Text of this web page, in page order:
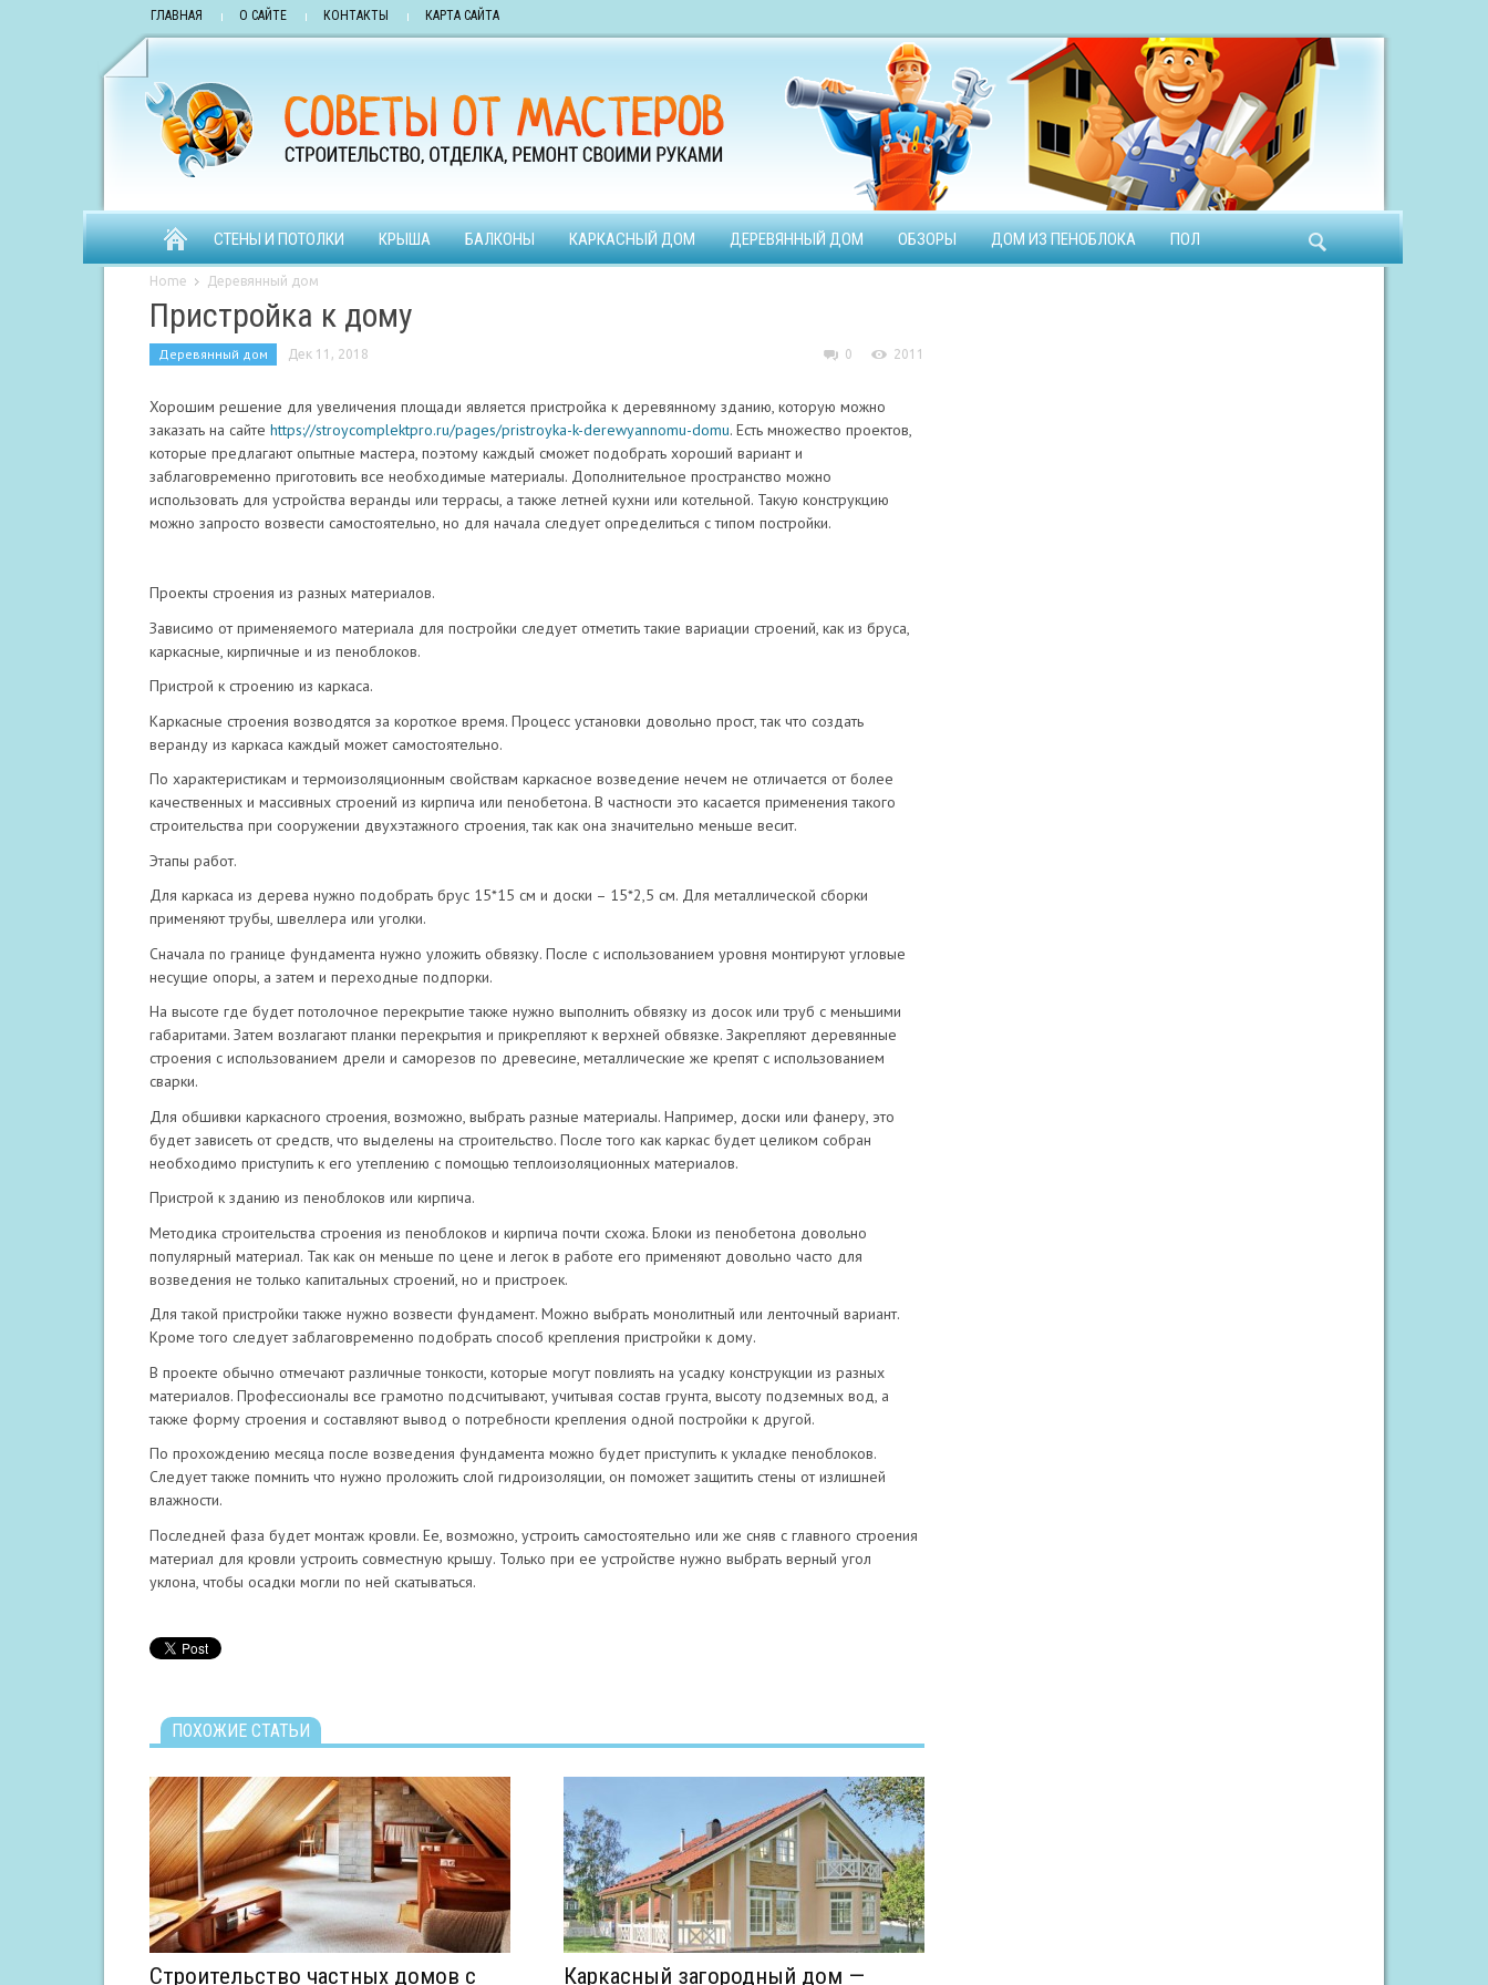
ГЛАВНАЯ О САЙТЕ КОНТАКТЫ КАРТА САЙТА
СТЕНЫ И ПОТОЛКИ КРЫША БАЛКОНЫ КАРКАСНЫЙ ДОМ ДЕРЕВЯННЫЙ ДОМ ОБЗОРЫ ДОМ ИЗ ПЕНОБЛОКА ПОЛ
Home Деревянный дом
Пристройка к дому
Деревянный дом Дек 11, 2018 0 2011
Хорошим решение для увеличения площади является пристройка к деревянному зданию, которую можно
заказать на сайте https://stroycomplektpro.ru/pages/pristroyka-k-derewyannomu-domu. Есть множество проектов,
которые предлагают опытные мастера, поэтому каждый сможет подобрать хороший вариант и
заблаговременно приготовить все необходимые материалы. Дополнительное пространство можно
использовать для устройства веранды или террасы, а также летней кухни или котельной. Такую конструкцию
можно запросто возвести самостоятельно, но для начала следует определиться с типом постройки.
Проекты строения из разных материалов.
Зависимо от применяемого материала для постройки следует отметить такие вариации строений, как из бруса,
каркасные, кирпичные и из пеноблоков.
Пристрой к строению из каркаса.
Каркасные строения возводятся за короткое время. Процесс установки довольно прост, так что создать
веранду из каркаса каждый может самостоятельно.
По характеристикам и термоизоляционным свойствам каркасное возведение нечем не отличается от более
качественных и массивных строений из кирпича или пенобетона. В частности это касается применения такого
строительства при сооружении двухэтажного строения, так как она значительно меньше весит.
Этапы работ.
Для каркаса из дерева нужно подобрать брус 15*15 см и доски – 15*2,5 см. Для металлической сборки
применяют трубы, швеллера или уголки.
Сначала по границе фундамента нужно уложить обвязку. После с использованием уровня монтируют угловые
несущие опоры, а затем и переходные подпорки.
На высоте где будет потолочное перекрытие также нужно выполнить обвязку из досок или труб с меньшими
габаритами. Затем возлагают планки перекрытия и прикрепляют к верхней обвязке. Закрепляют деревянные
строения с использованием дрели и саморезов по древесине, металлические же крепят с использованием
сварки.
Для обшивки каркасного строения, возможно, выбрать разные материалы. Например, доски или фанеру, это
будет зависеть от средств, что выделены на строительство. После того как каркас будет целиком собран
необходимо приступить к его утеплению с помощью теплоизоляционных материалов.
Пристрой к зданию из пеноблоков или кирпича.
Методика строительства строения из пеноблоков и кирпича почти схожа. Блоки из пенобетона довольно
популярный материал. Так как он меньше по цене и легок в работе его применяют довольно часто для
возведения не только капитальных строений, но и пристроек.
Для такой пристройки также нужно возвести фундамент. Можно выбрать монолитный или ленточный вариант.
Кроме того следует заблаговременно подобрать способ крепления пристройки к дому.
В проекте обычно отмечают различные тонкости, которые могут повлиять на усадку конструкции из разных
материалов. Профессионалы все грамотно подсчитывают, учитывая состав грунта, высоту подземных вод, а
также форму строения и составляют вывод о потребности крепления одной постройки к другой.
По прохождению месяца после возведения фундамента можно будет приступить к укладке пеноблоков.
Следует также помнить что нужно проложить слой гидроизоляции, он поможет защитить стены от излишней
влажности.
Последней фаза будет монтаж кровли. Ее, возможно, устроить самостоятельно или же сняв с главного строения
материал для кровли устроить совместную крышу. Только при ее устройстве нужно выбрать верный угол
уклона, чтобы осадки могли по ней скатываться.
ПОХОЖИЕ СТАТЬИ
Строительство частных домов с Каркасный загородный дом —